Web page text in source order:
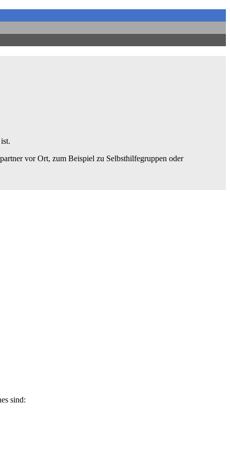
vor Ort, zum Beispiel zu Selbsthilfegruppen oder
sind: